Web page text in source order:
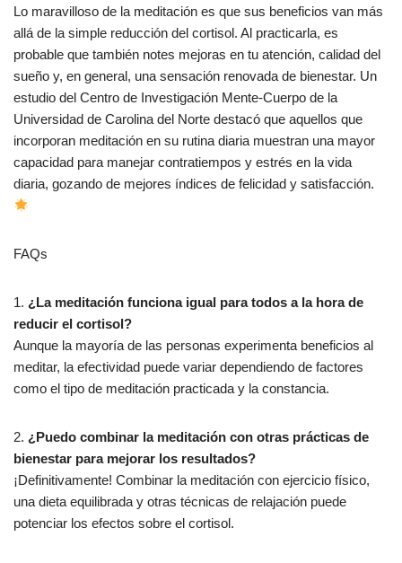
Lo maravilloso de la meditación es que sus beneficios van más
allá de la simple reducción del cortisol. Al practicarla, es
probable que también notes mejoras en tu atención, calidad del
sueño y, en general, una sensación renovada de bienestar. Un
estudio del Centro de Investigación Mente-Cuerpo de la
Universidad de Carolina del Norte destacó que aquellos que
incorporan meditación en su rutina diaria muestran una mayor
capacidad para manejar contratiempos y estrés en la vida
diaria, gozando de mejores índices de felicidad y satisfacción.
FAQs
1. ¿La meditación funciona igual para todos a la hora de
reducir el cortisol?
Aunque la mayoría de las personas experimenta beneficios al
meditar, la efectividad puede variar dependiendo de factores
como el tipo de meditación practicada y la constancia.
2. ¿Puedo combinar la meditación con otras prácticas de
bienestar para mejorar los resultados?
¡Definitivamente! Combinar la meditación con ejercicio físico,
una dieta equilibrada y otras técnicas de relajación puede
potenciar los efectos sobre el cortisol.